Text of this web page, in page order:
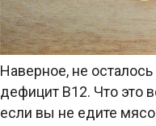
Наверное, не
дефицит В12. Что это
если вы не едите